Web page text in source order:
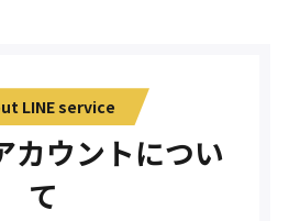
LINE service
カウントについ
て